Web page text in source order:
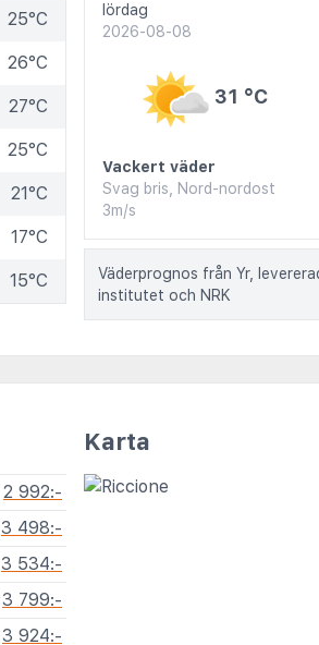
25°C
26°C
27°C
25°C
21°C
17°C
15°C
lördag
2026-08-08
31 °C
Vackert väder
Svag bris, Nord-nordost
3m/s
Väderprognos från Yr,
institutet och NRK
2 992:-
3 498:-
3 534:-
3 799:-
3 924:-
Karta